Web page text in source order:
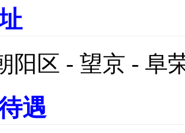
阳区 - 望京 - 阜
遇